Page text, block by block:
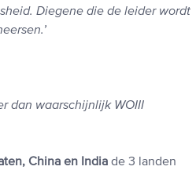
Diegene die de leider wordt
dan waarschijnlijk WOIII
China en India de 3 landen